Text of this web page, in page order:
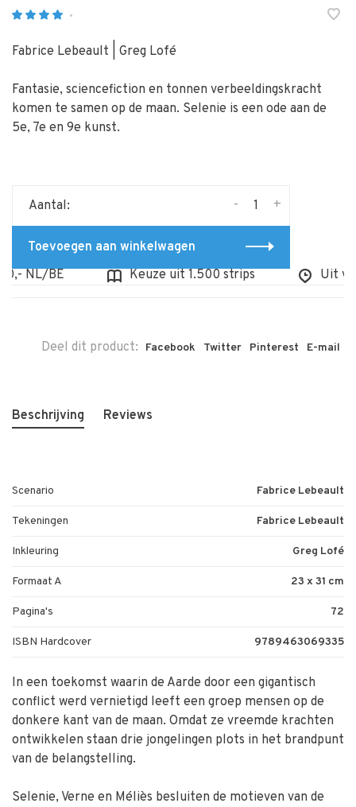
•
Fabrice Lebeault | Greg Lofé
Fantasie, sciencefiction en tonnen verbeeldingskracht
komen te samen op de maan. Selenie is een ode aan de
5e, 7e en 9e kunst.
Aantal: +
-
Toevoegen aan winkelwagen
NL/BE
Keuze uit 1.500 strips Uit
Deel dit product: Facebook Twitter Pinterest E-mail
Beschrijving Reviews
Scenario Fabrice Lebeault
Tekeningen Fabrice Lebeault
Inkleuring Greg Lofé
Formaat A 23 x 31 cm
Pagina's 72
ISBN Hardcover 9789463069335
In een toekomst waarin de Aarde door een gigantisch
conflict werd vernietigd leeft een groep mensen op de
donkere kant van de maan. Omdat ze vreemde krachten
ontwikkelen staan drie jongelingen plots in het brandpunt
van de belangstelling.
Selenie, Verne en Méliès besluiten de motieven van de